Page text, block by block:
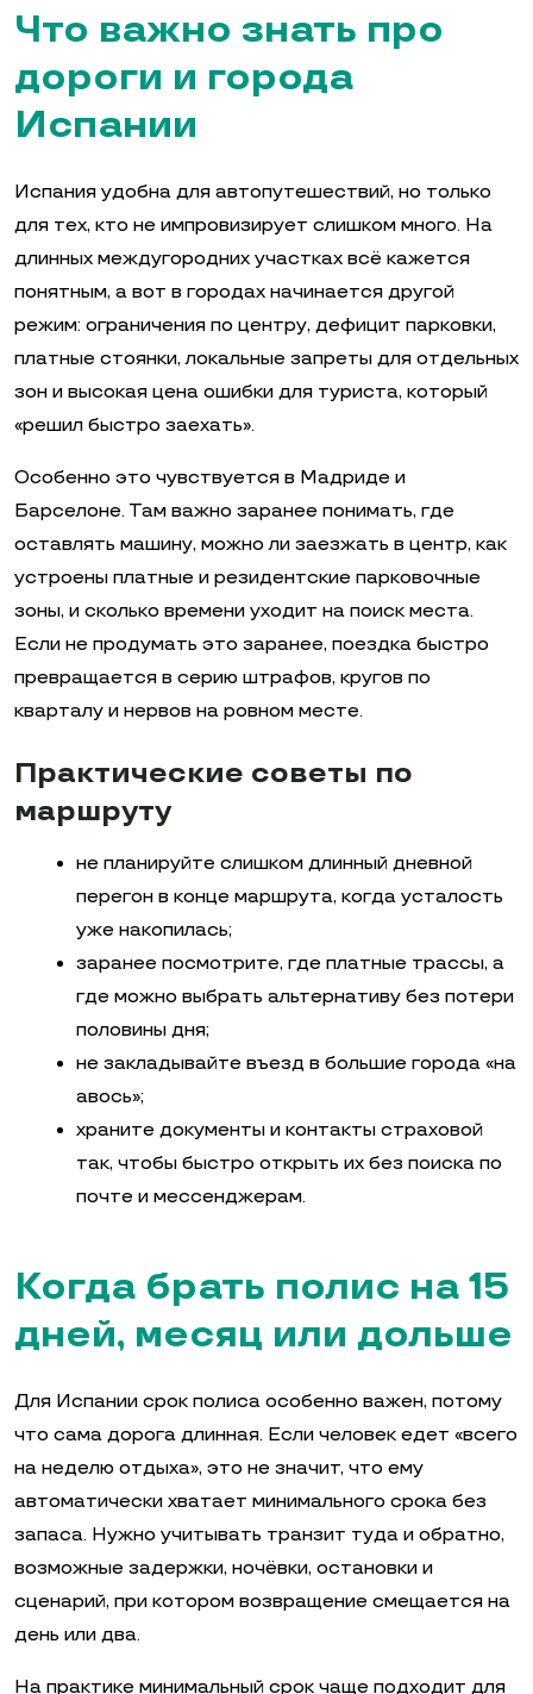
Что важно знать про
дороги и города
Испании
Испания удобна для автопутешествий, но только
для тех, кто не импровизирует слишком много. На
длинных междугородних участках всё кажется
понятным, а вот в городах начинается другой
режим: ограничения по центру, дефицит парковки,
платные стоянки, локальные запреты для отдельных
зон и высокая цена ошибки для туриста, который
«решил быстро заехать».
Особенно это чувствуется в Мадриде и
Барселоне. Там важно заранее понимать, где
оставлять машину, можно ли заезжать в центр, как
устроены платные и резидентские парковочные
зоны, и сколько времени уходит на поиск места.
Если не продумать это заранее, поездка быстро
превращается в серию штрафов, кругов по
кварталу и нервов на ровном месте.
Практические советы по
маршруту
не планируйте слишком длинный дневной
перегон в конце маршрута, когда усталость
уже накопилась;
заранее посмотрите, где платные трассы, а
где можно выбрать альтернативу без потери
половины дня;
не закладывайте въезд в большие города «на
авось»;
храните документы и контакты страховой
так, чтобы быстро открыть их без поиска по
почте и мессенджерам.
Когда брать полис на 15
дней, месяц или дольше
Для Испании срок полиса особенно важен, потому
что сама дорога длинная. Если человек едет «всего
на неделю отдыха», это не значит, что ему
автоматически хватает минимального срока без
запаса. Нужно учитывать транзит туда и обратно,
возможные задержки, ночёвки, остановки и
сценарий, при котором возвращение смещается на
день или два.
На практике минимальный срок чаще подходит для